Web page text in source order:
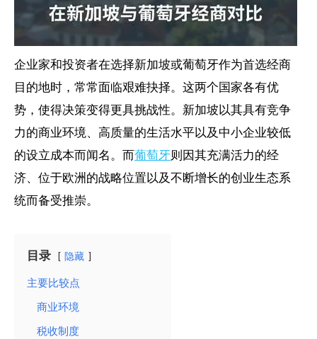
企业家和投资者在选择新加坡或葡萄牙作为首选经商
目的地时，常常面临艰难抉择。这两个国家各有优
势，使得决策变得更具挑战性。新加坡以其具有竞争
力的商业环境、高质量的生活水平以及中小企业较低
的设立成本而闻名。而葡萄牙则因其充满活力的经
济、位于欧洲的战略位置以及不断增长的创业生态系
统而备受推崇。
目录 隐藏
主要比较点
商业环境
税收制度